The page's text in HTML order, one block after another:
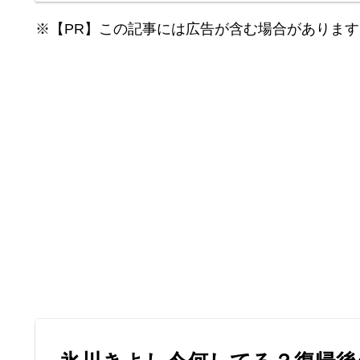
※【PR】この記事には広告が含む場合がありま